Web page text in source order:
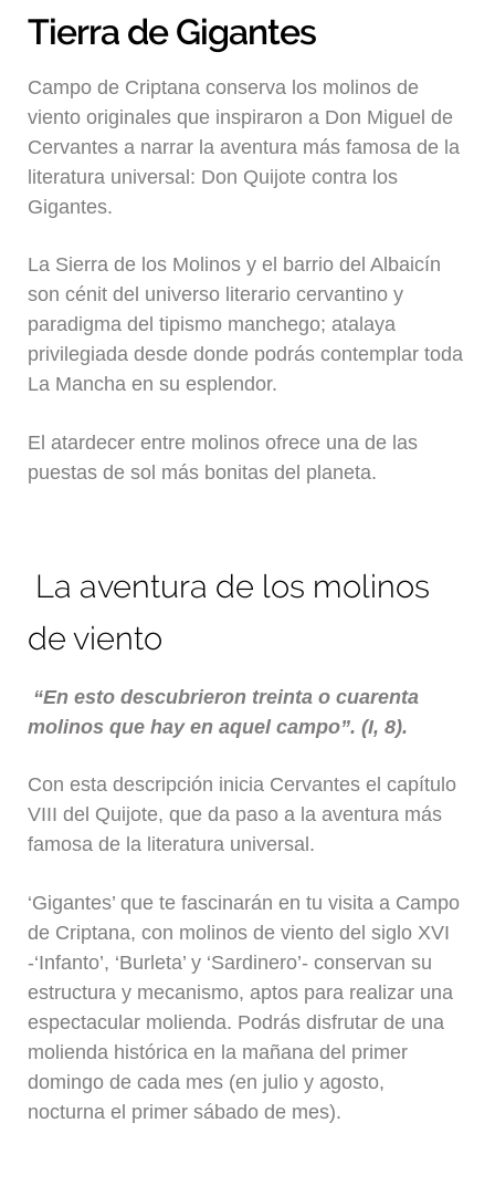
Blog
Tierra de Gigantes
Campo de Criptana conserva los molinos de
viento originales que inspiraron a Don Miguel de
Cervantes a narrar la aventura más famosa de la
literatura universal: Don Quijote contra los
Gigantes.
La Sierra de los Molinos y el barrio del Albaicín
son cénit del universo literario cervantino y
paradigma del tipismo manchego; atalaya
privilegiada desde donde podrás contemplar toda
La Mancha en su esplendor.
El atardecer entre molinos ofrece una de las
puestas de sol más bonitas del planeta.
La aventura de los molinos
de viento
“En esto descubrieron treinta o cuarenta
molinos que hay en aquel campo”.(I, 8).
Con esta descripción inicia Cervantes el capítulo
VIII del Quijote, que da paso a la aventura más
famosa de la literatura universal.
‘Gigantes’ que te fascinarán en tu visita a Campo
de Criptana, con molinos de viento del siglo XVI
-‘Infanto’, ‘Burleta’ y ‘Sardinero’- conservan su
estructura y mecanismo, aptos para realizar una
espectacular molienda. Podrás disfrutar de una
molienda histórica en la mañana del primer
domingo de cada mes (en julio y agosto,
nocturna el primer sábado de mes).